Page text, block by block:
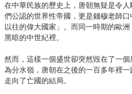
在中華民族的歷史上，唐朝無疑是令
們公認的世界性帝國，更是錢穆老師
以往的偉大國家」。而同一時期的歐
黑暗的中世紀裡。
然而，這樣一個盛世卻突然毀在了一
為分水嶺，唐朝在之後的一百多年裡
走向了亡國的結局。